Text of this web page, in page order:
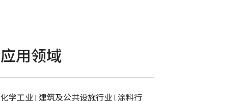
应用领域
化学工业| 建筑及公共设施行业| 涂料行